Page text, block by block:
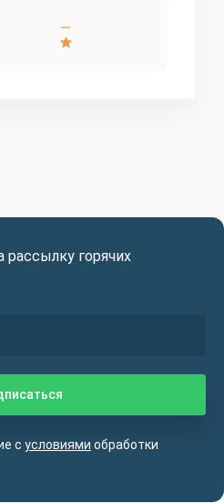
—
горячих
с условиями обработки